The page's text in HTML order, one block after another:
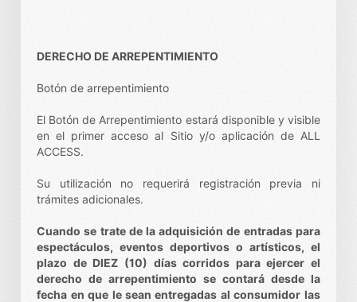
DERECHO DE ARREPENTIMIENTO
Botón de arrepentimiento
El Botón de Arrepentimiento estará disponible y visible
en el primer acceso al Sitio y/o aplicación de ALL
ACCESS.
Su utilización no requerirá registración previa ni
trámites adicionales.
Cuando se trate de la adquisición de entradas para
espectáculos, eventos deportivos o artísticos, el
plazo de DIEZ (10) días corridos para ejercer el
derecho de arrepentimiento se contará desde la
fecha en que le sean entregadas al consumidor las